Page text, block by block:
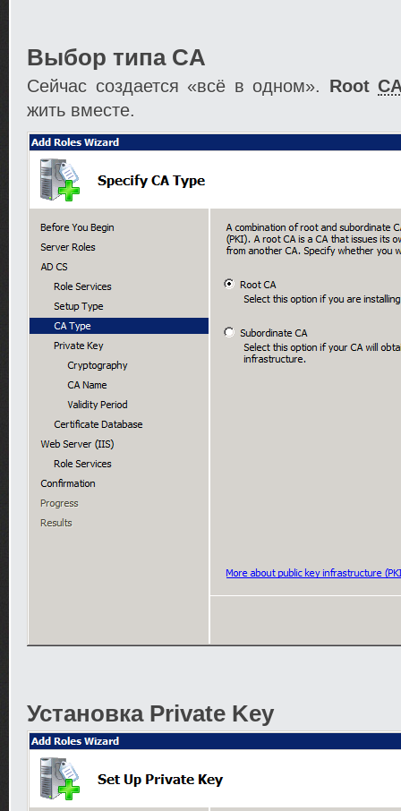
Выбор типа CA
Сейчас создается «всё в одном». Root
жить вместе.
Установка Private Key